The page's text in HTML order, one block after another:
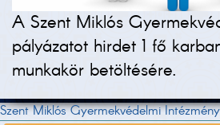
A Szent Miklós
pályázatot hirdet 1 fő
munkakör betöltésére.
Szent Miklós Gyermekvédelmi Intézmény